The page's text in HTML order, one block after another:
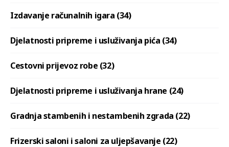
Izdavanje računalnih igara (34)
Djelatnosti pripreme i usluživanja pića (34)
Cestovni prijevoz robe (32)
Djelatnosti pripreme i usluživanja hrane (24)
Gradnja stambenih i nestambenih zgrada (22)
Frizerski saloni i saloni za uljepšavanje (22)